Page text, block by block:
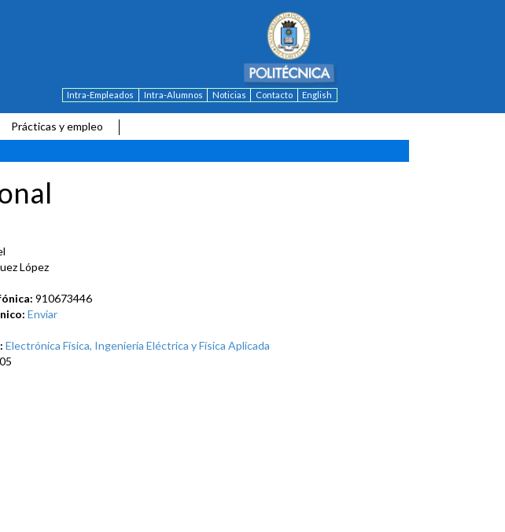
Intra-Empleados Intra-Alumnos Noticias Contacto English
Prácticas y empleo
López
910673446
Enviar
Electrónica Física, Ingeniería Eléctrica y Física Aplicada